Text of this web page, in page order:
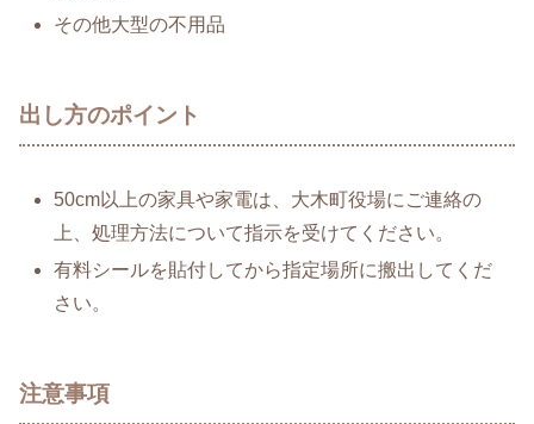
その他大型の不用品
出し方のポイント
50cm以上の家具や家電は、大木町役場にご連絡の
上、処理方法について指示を受けてください。
有料シールを貼付してから指定場所に搬出してくだ
さい。
注意事項